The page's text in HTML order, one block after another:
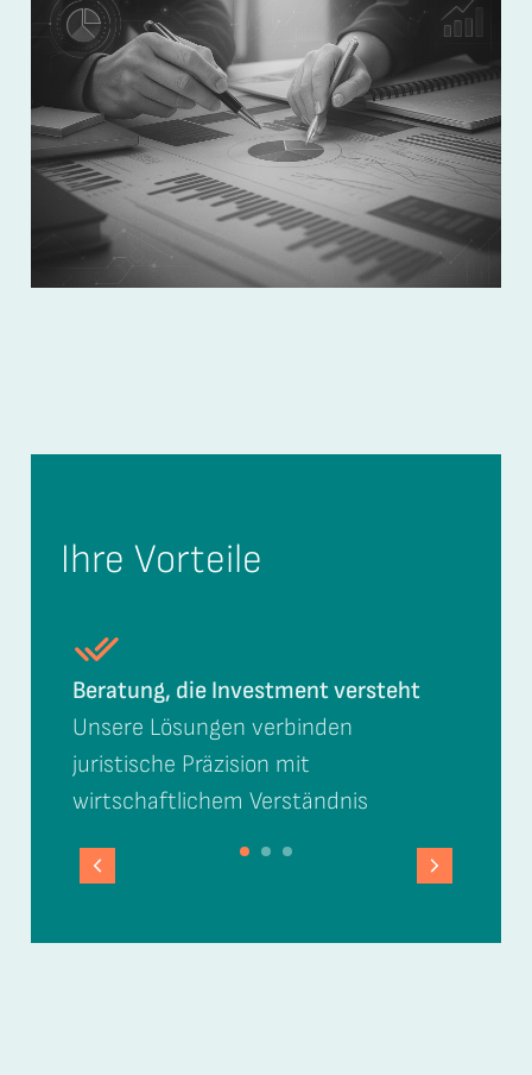
Ihre Vorteile
Beratung, die Investment versteht
Unsere Lösungen verbinden
juristische Präzision mit
wirtschaftlichem Verständnis